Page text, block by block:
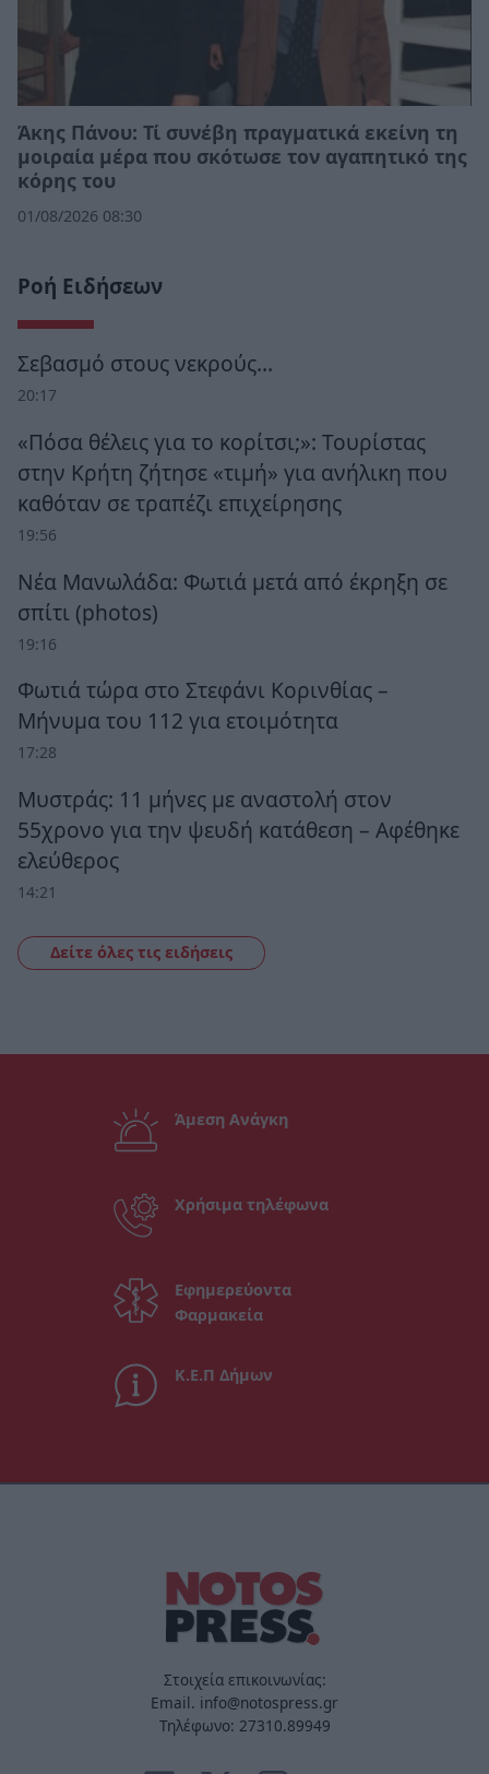
Άκης Πάνου: Τί συνέβη πραγματικά εκείνη τη
μοιραία μέρα που σκότωσε τον αγαπητικό της
κόρης του
01/08/2026 08:30
Ροή Ειδήσεων
Σεβασμό στους νεκρούς…
20:17
«Πόσα θέλεις για το κορίτσι;»: Τουρίστας
στην Κρήτη ζήτησε «τιμή» για ανήλικη που
καθόταν σε τραπέζι επιχείρησης
19:56
Νέα Μανωλάδα: Φωτιά μετά από έκρηξη σε
σπίτι (photos)
19:16
Φωτιά τώρα στο Στεφάνι Κορινθίας –
Μήνυμα του 112 για ετοιμότητα
17:28
Μυστράς: 11 μήνες με αναστολή στον
55χρονο για την ψευδή κατάθεση – Αφέθηκε
ελεύθερος
14:21
Δείτε όλες τις ειδήσεις
Άμεση Ανάγκη
Χρήσιμα τηλέφωνα
Εφημερεύοντα
Φαρμακεία
Κ.Ε.Π Δήμων
Στοιχεία επικοινωνίας:
Email. info@notospress.gr
Τηλέφωνο: 27310.89949